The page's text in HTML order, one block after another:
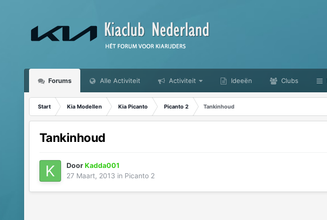
Forums Alle Activiteit Activiteit Ideeën Clubs
Start Kia Modellen Kia Picanto Picanto 2 Tankinhoud
Tankinhoud
DoorKadda001
27 Maart, 2013 in Picanto 2